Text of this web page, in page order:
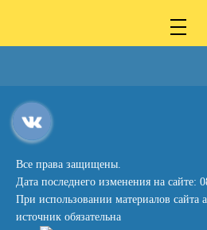
Все права защищены.
Дата последнего изменения на сайте:
При использовании материалов сайта
источник обязательна